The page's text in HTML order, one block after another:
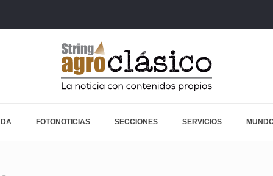
FOTONOTICIAS SECCIONES SERVICIOS